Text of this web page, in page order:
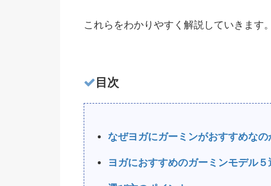
これらをわかりやすく解説していきます。
目次
なぜヨガにガーミンがおすすめなの
ヨガにおすすめのガーミンモデル５